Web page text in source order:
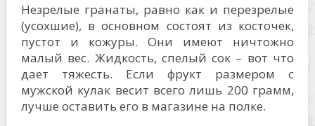
Незрелые гранаты, равно как и перезрелые
(усохшие), в основном состоят из косточек,
пустот и кожуры. Они имеют ничтожно
малый вес. Жидкость, спелый сок – вот что
дает тяжесть. Если фрукт размером с
мужской кулак весит всего лишь 200 грамм,
лучше оставить его в магазине на полке.